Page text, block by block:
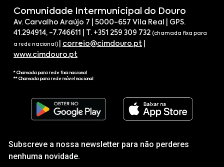
Comunidade Intermunicipal do Douro
Av. Carvalho Araújo 7 | 5000-657 Vila Real | GPS.
41.294914, -7.746611 | T. +351 259 309 732 (chamada fixa para
a rede nacional) correio@cimdouro.pt
www.cimdouro.pt
* Chamada para rede fixa nacional
** Chamada para rede móvel nacional
Subscreve a nossa newsletter para não perderes
nenhuma novidade.